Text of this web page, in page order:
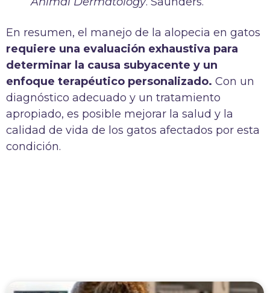
En resumen, el manejo de la alopecia en gatos
requiere una evaluación exhaustiva para
determinar la causa subyacente y un
enfoque terapéutico personalizado. Con un
diagnóstico adecuado y un tratamiento
apropiado, es posible mejorar la salud y la
calidad de vida de los gatos afectados por esta
condición.